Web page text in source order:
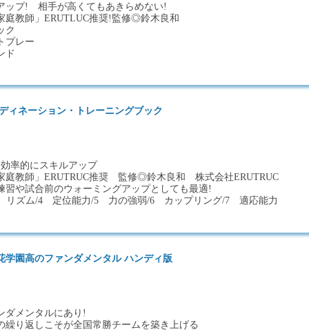
ップ! 相手が高くてもあきらめない!
庭教師」ERUTLUC推奨!監修◎鈴木良和
ク
プレー
ド
ィネーション・トレーニングブック
率的にスキルアップ
庭教師」ERUTRUC推奨 監修◎鈴木良和 株式会社ERUTRUC
習や試合前のウォーミングアップとしても最適!
ズム/4 定位能力/5 力の強弱/6 カップリング/7 適応能力
園高のファンダメンタル ハンディ版
ダメンタルにあり!
繰り返しこそが全国常勝チームを築き上げる